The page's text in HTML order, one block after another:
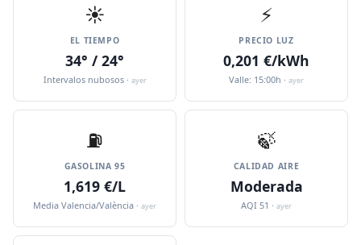
☀️
EL TIEMPO
34° / 24°
Intervalos nubosos · ayer
⚡
PRECIO LUZ
0,201 €/kWh
Valle: 15:00h · ayer
⛽️
GASOLINA 95
1,619 €/L
Media Valencia/València · ayer
🍃
CALIDAD AIRE
Moderada
AQI 51 · ayer